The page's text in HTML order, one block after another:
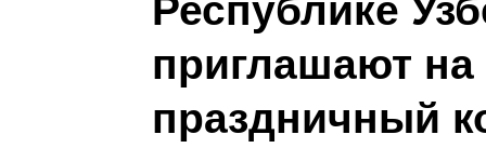
Республике
приглашают на
праздничный